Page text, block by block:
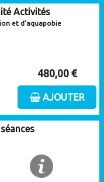
Activités
et d'aquapobie
480,00 €
AJOUTER